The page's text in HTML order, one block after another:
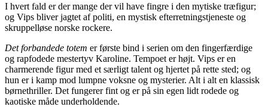
I hvert fald er der mange der vil have fingre i den mytiske træfigur;
og Vips bliver jagtet af politi, en mystisk efterretningstjeneste og
skruppelløse norske rockere.
Det forbandede totem er første bind i serien om den fingerfærdige
og rapfodede mestertyv Karoline. Tempoet er højt. Vips er en
charmerende figur med et særligt talent og hjertet på rette sted; og
hun er i kamp mod lumpne voksne og mysterier. Alt i alt en klassisk
børnethriller. Det fungerer fint og er på sin egen lidt rodede og
kaotiske måde underholdende.